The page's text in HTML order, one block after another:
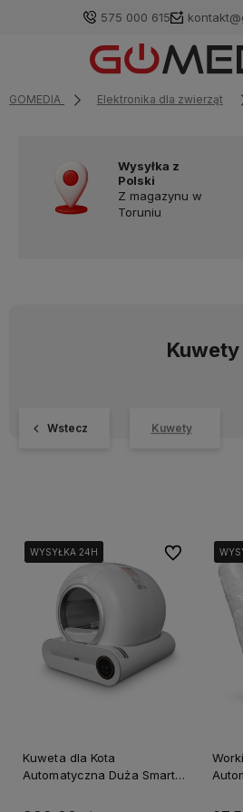
575 000 615
GOMEDIA Elektronika dla zwierząt
Wysyłka z
Polski
Z magazynu w
Toruniu
Kuwety
Wstecz Kuwety
WYSYŁKA 24H
WYSYŁKA 24H
WYSYŁKA 24H
Kuweta dla Kota
Automatyczna Duża Smart
Do ulubionych